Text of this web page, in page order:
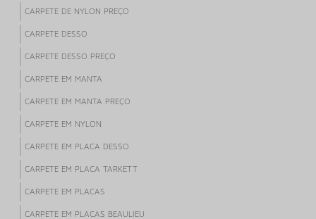
CARPETE DE NYLON PREÇO
CARPETE DESSO
CARPETE DESSO PREÇO
CARPETE EM MANTA
CARPETE EM MANTA PREÇO
CARPETE EM NYLON
CARPETE EM PLACA DESSO
CARPETE EM PLACA TARKETT
CARPETE EM PLACAS
CARPETE EM PLACAS BEAULIEU